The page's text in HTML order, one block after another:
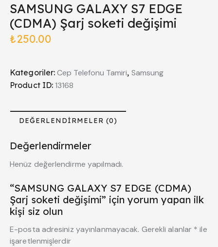
SAMSUNG GALAXY S7 EDGE
(CDMA) Şarj soketi değişimi
₺250.00
Kategoriler:Cep Telefonu Tamiri, Samsung
Product ID: 13168
DEĞERLENDIRMELER (0)
Değerlendirmeler
Henüz değerlendirme yapılmadı.
“SAMSUNG GALAXY S7 EDGE (CDMA)
Şarj soketi değişimi” için yorum yapan ilk
kişi siz olun
E-posta adresiniz yayınlanmayacak. Gerekli alanlar * ile
işaretlenmişlerdir